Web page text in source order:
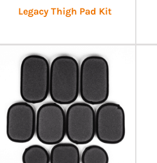
Legacy Thigh Pad Kit